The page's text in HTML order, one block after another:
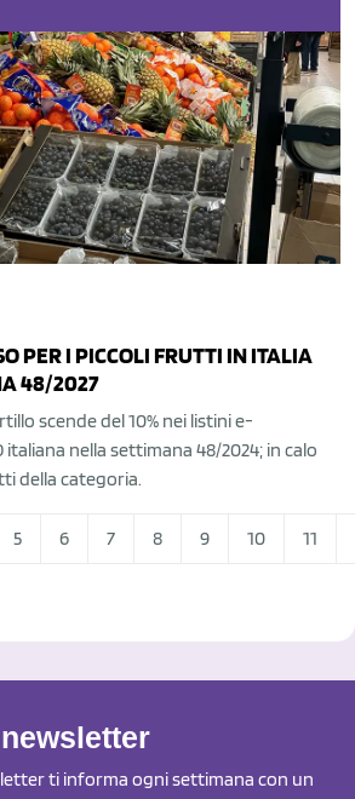
PER I PICCOLI FRUTTI IN ITALIA
48/2027
scende del 10% nei listini e-
italiana nella settimana 48/2024; in calo
della categoria.
5 6 7 8 9 10 11
ti informa ogni settimana con un